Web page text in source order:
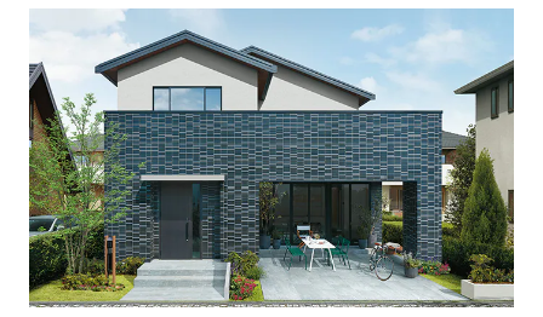
分譲マンション検索
売る [MISAWA RELAY]
住まいの売却
これから住まいをご検討の方
これから土地活用・賃貸経営をご検討の方
土地活用の基礎から長期安定経営を目指すオーナー様まで、賃貸経
営に役立つ多彩な情報を幅広くお届けします。
ホームラウンジ 土地活用・賃貸経営
これからリフォームをご検討の方
実例動画や基礎知識、収納の工夫など、理想の住まいを叶えるリフ
ォームの具体策とアイデアを豊富にご用意しています。
ホームラウンジ リフォーム
分譲用地
すべてのフィールドに新しい価値をデザインし、持続可能な未来志
向のまちづくりを実現していきます。
ミサワゼネラルソリューション
お客様センター
ミサワホームオーナーさま・リフォーム工事ご契約者さまとミサワ
ホームを結ぶコミュニケーションサイト。お得・便利・安心なコン
テンツや、ミサワホームからの大切なお知らせなど配信していま
す。
ミサワオーナーズクラブ
採用情報
新卒者採用
中途採用